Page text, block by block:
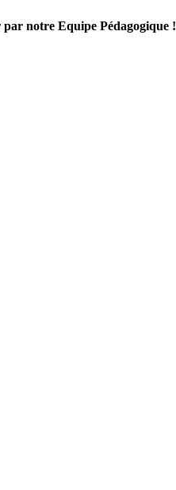
par notre Equipe Pédagogique !